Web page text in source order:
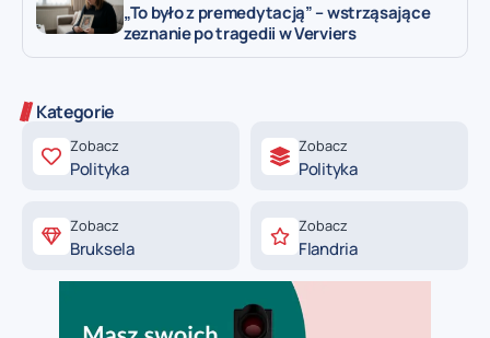
„To było z premedytacją” – wstrząsające
zeznanie po tragedii w Verviers
Kategorie
Zobacz
Polityka
Zobacz
Polityka
Zobacz
Bruksela
Zobacz
Flandria